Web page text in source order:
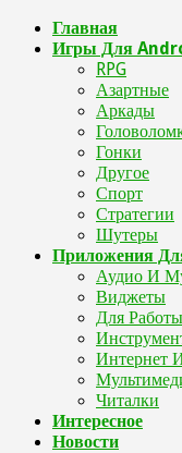
Главная
Игры Для
RPG
Азартные
Аркады
Гонки
Другое
Спорт
Стратегии
Шутеры
Приложения
Аудио И
Виджеты
Для Работы
Интернет
Читалки
Интересное
Новости